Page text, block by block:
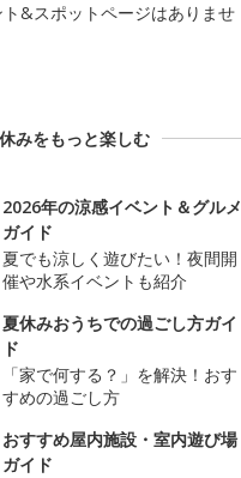
&スポットページはありませ
みをもっと楽しむ
2026年の涼感イベント＆グルメ
ガイド
夏でも涼しく遊びたい！夜間開
催や水系イベントも紹介
夏休みおうちでの過ごし方ガイ
ド
「家で何する？」を解決！おす
すめの過ごし方
おすすめ屋内施設・室内遊び場
ガイド